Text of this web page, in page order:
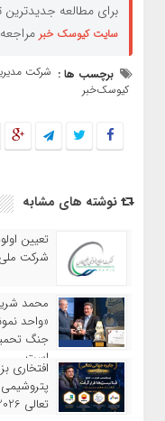
برای مطالعه جدیدترین
سایت کیوسک خبر
برچسب ها : شرکت
کیوسک‌خبر
نوشته های مشابه
تعیین
شرکت
محمد
«واحد
جنگ
است
افتخاری
تعالی WPC Energy 2026 قرار گرفت